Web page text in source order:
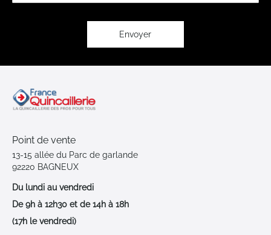
Envoyer
Point de vente
13-15 allée du Parc de garlande
92220 BAGNEUX
Du lundi au vendredi
De 9h à 12h30 et de 14h à 18h
(17h le vendredi)